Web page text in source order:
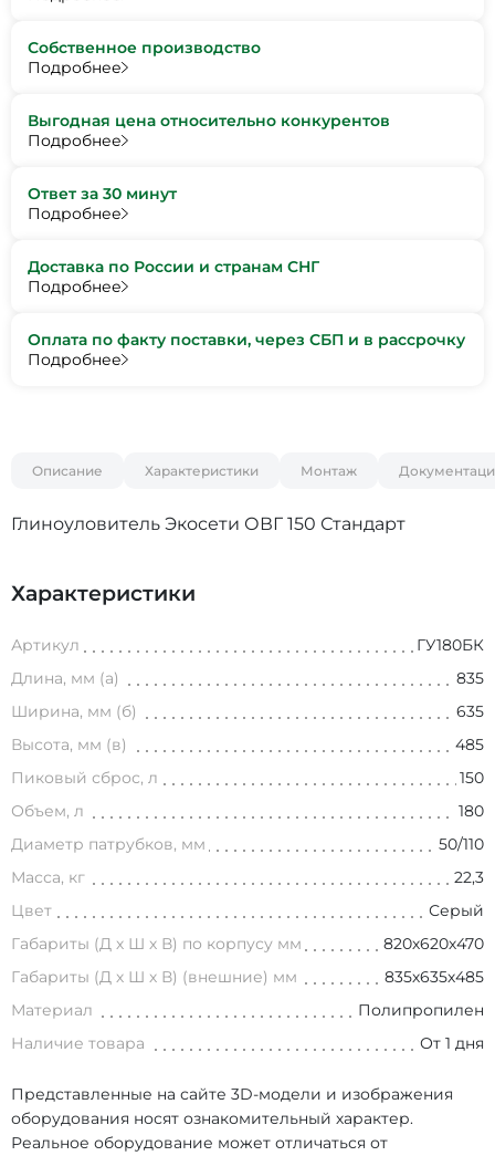
Собственное производство
Подробнее
Выгодная цена относительно конкурентов
Подробнее
Ответ за 30 минут
Подробнее
Доставка по России и странам СНГ
Подробнее
Оплата по факту поставки, через СБП и в рассрочку
Подробнее
Описание Характеристики Монтаж
Глиноуловитель Экосети ОВГ 150 Стандарт
Характеристики
Артикул
ГУ180БК
Длина, мм (а)
835
Ширина, мм (б)
635
Высота, мм (в)
485
Пиковый сброс, л
150
Объем, л
180
Диаметр патрубков, мм
50/110
Масса, кг
22,3
Цвет
Серый
Габариты (Д х Ш х В) по корпусу мм
820х620х470
Габариты (Д х Ш х В) (внешние) мм
835х635х485
Материал
Полипропилен
Наличие товара
От 1 дня
Представленные на сайте 3D-модели и изображения
оборудования носят ознакомительный характер.
Реальное оборудование может отличаться от